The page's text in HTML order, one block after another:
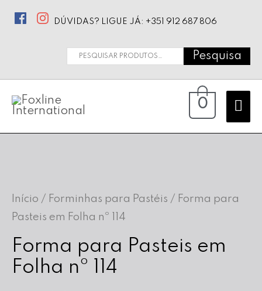
DÚVIDAS? LIGUE JÁ: +351 912 687 806
Pesquisar
Pesquisa
0
Início / Forminhas para Pastéis / Forma para
Pasteis em Folha nº 114
Forma para Pasteis em
Folha nº 114